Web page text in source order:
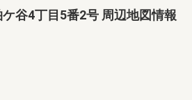
谷4丁目5番2号 周辺地図情報